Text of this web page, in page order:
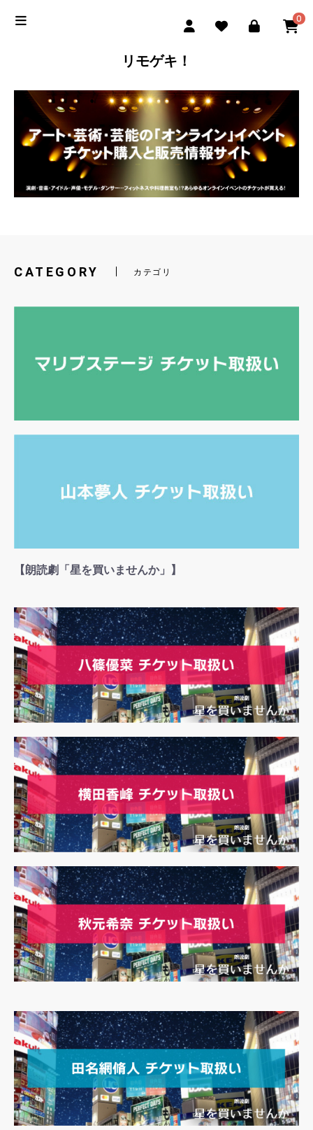
0
リモゲキ！
CATEGORY カテゴリ
【朗読劇「星を買いませんか」】